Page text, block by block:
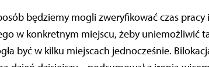
będziemy mogli zweryfikować czas
w konkretnym miejscu, żeby uniemożliwić
być w kilku miejscach jednocześnie.